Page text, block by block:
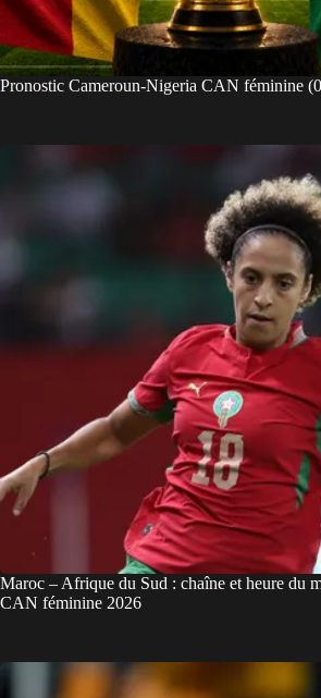
Pronostic Cameroun-Nigeria CAN féminine
Maroc – Afrique du Sud : chaîne et heure du
CAN féminine 2026